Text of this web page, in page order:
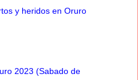
y heridos en Oruro
2023 (Sabado de